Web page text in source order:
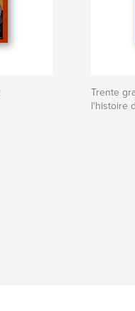
Trente
l'histoire